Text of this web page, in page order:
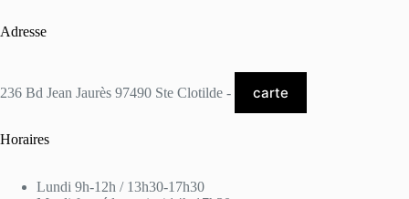
Adresse
236 Bd Jean Jaurès 97490 Ste Clotilde - carte
Horaires
Lundi 9h-12h / 13h30-17h30